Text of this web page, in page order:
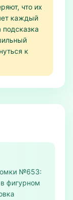
что их
каждый
подсказка
к
№653:
фигурном